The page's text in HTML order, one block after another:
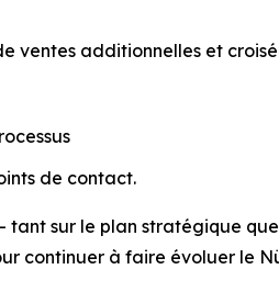
ventes additionnelles et
de contact.
tant sur le plan stratégique
continuer à faire évoluer le